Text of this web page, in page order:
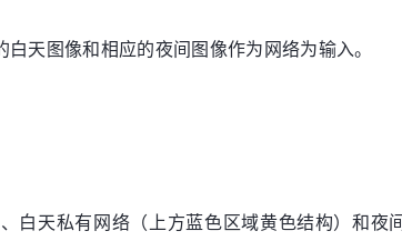
天图像和相应的夜间图像作为网络为输入。
天私有网络（上方蓝色区域黄色结构）和夜